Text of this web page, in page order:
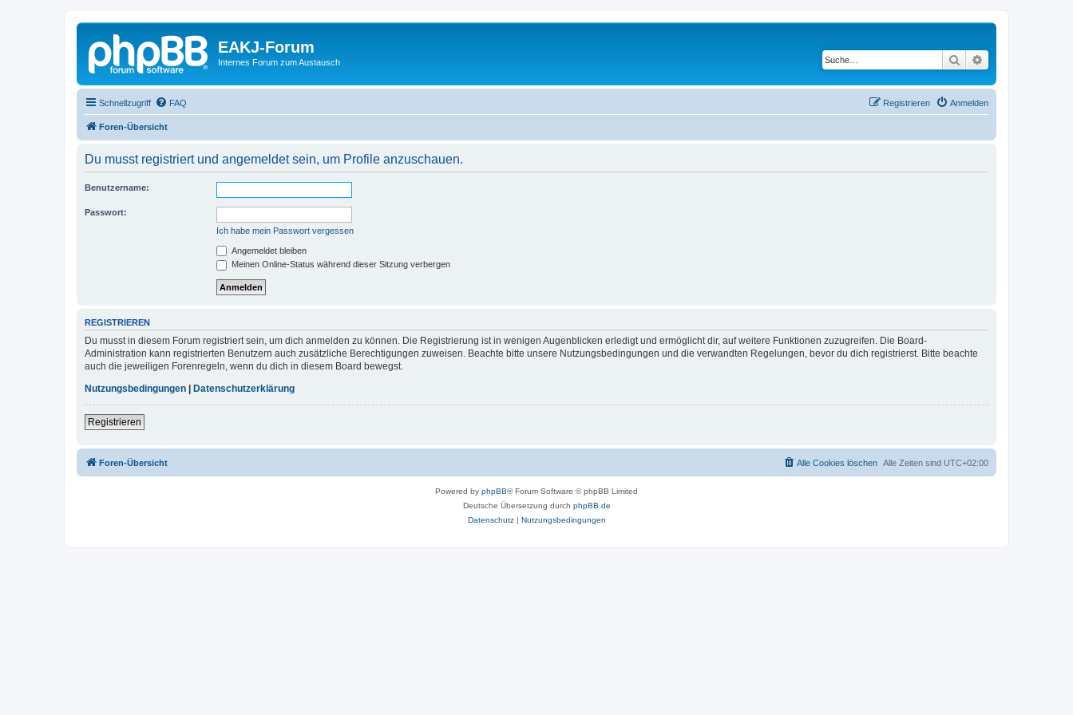
EAKJ-Forum
Internes Forum zum Austausch Suche
Schnellzugriff FAQ Anmelden
Registrieren
Foren-Übersicht
Du musst registriert und angemeldet sein, um Profile anzuschauen.
Benutzername:
Passwort:
Ich habe mein Passwort vergessen
Angemeldet bleiben
Meinen Online-Status während dieser Sitzung verbergen
REGISTRIEREN
Du musst in diesem Forum registriert sein, um dich anmelden zu können. Die Registrierung ist in wenigen Augenblicken erledigt und ermöglicht dir, auf weitere Funktionen zuzugreifen. Die Board-
Administration kann registrierten Benutzern auch zusätzliche Berechtigungen zuweisen. Beachte bitte unsere Nutzungsbedingungen und die verwandten Regelungen, bevor du dich registrierst. Bitte beachte
auch die jeweiligen Forenregeln, wenn du dich in diesem Board bewegst.
Nutzungsbedingungen
Datenschutzerklärung
Registrieren
Foren-Übersicht Alle Zeiten sind UTC+02:00
Alle Cookies löschen
Powered by phpBB® Forum Software © phpBB Limited
Deutsche Übersetzung durch phpBB.de
Datenschutz| Nutzungsbedingungen